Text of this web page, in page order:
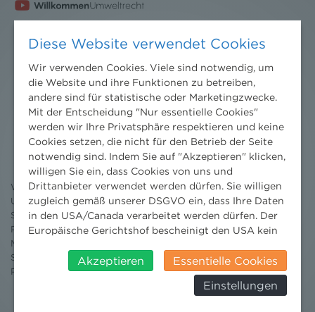
Nachrichten
News aktuell
Newsletter
3 Minuten Umweltrecht
Willkommen Umweltrecht
Umweltrechtsblog
Seminare
Publikationen
Moot Court
Stipendium
Pressebereich
Diese Website verwendet Cookies
Wir verwenden Cookies. Viele sind notwendig, um
die Website und ihre Funktionen zu betreiben,
andere sind für statistische oder Marketingzwecke.
Mit der Entscheidung "Nur essentielle Cookies"
werden wir Ihre Privatsphäre respektieren und keine
Cookies setzen, die nicht für den Betrieb der Seite
notwendig sind. Indem Sie auf "Akzeptieren" klicken,
willigen Sie ein, dass Cookies von uns und
Drittanbieter verwendet werden dürfen. Sie willigen
zugleich gemäß unserer DSGVO ein, dass Ihre Daten
in den USA/Canada verarbeitet werden dürfen. Der
Europäische Gerichtshof bescheinigt den USA kein
insbesondere das Risiko, dass ihre Daten durch US-
Behörden, zu Kontroll- und zu
Überwachungszwecken, verarbeitet werden und
Akzeptieren
Essentielle Cookies
Einstellungen